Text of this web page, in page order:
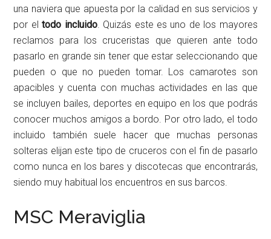
una naviera que apuesta por la calidad en sus servicios y
por eltodo incluido. Quizás este es uno de los mayores
reclamos para los cruceristas que quieren ante todo
pasarlo en grande sin tener que estar seleccionando que
pueden o que no pueden tomar. Los camarotes son
apacibles y cuenta con muchas actividades en las que
se incluyen bailes, deportes en equipo en los que podrás
conocer muchos amigos a bordo. Por otro lado, el todo
incluido también suele hacer que muchas personas
solteras elijan este tipo de cruceros con el fin de pasarlo
como nunca en los bares y discotecas que encontrarás,
siendo muy habitual los encuentros en sus barcos.
MSC Meraviglia